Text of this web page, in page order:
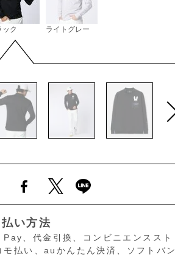
ック ライトグレー
い方法
、代金引換、コンビニエンススト
払い、auかんたん決済、ソフトバン